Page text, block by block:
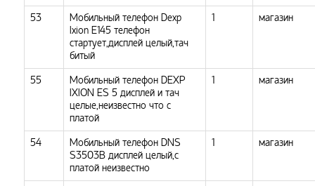
53
Мобильный телефон Dexp
Ixion E145 телефон
стартует,дисплей целый,тач
битый
1 магазин
55
Мобильный телефон DEXP
IXION ES 5 дисплей и тач
целые,неизвестно что с
платой
1 магазин
54
Мобильный телефон DNS
S3503B дисплей целый,с
платой неизвестно
1 магазин